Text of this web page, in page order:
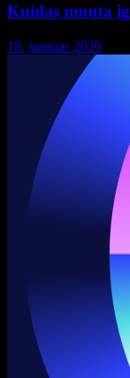
Kuidas muuta
18. jaanuar 2026